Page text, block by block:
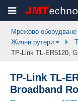
Мрежово оборудване
Жични рутери
TP-Link TL-ER5120,
TP-Link TL-
Broadband